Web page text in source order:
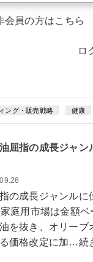
会員の方はこちら
ロ
ング・販売戦略 健康
屈指の成長ジャ
の成長ジャンルに
庭用市場は金額
を抜き、オリーブ
価格改定に加…続